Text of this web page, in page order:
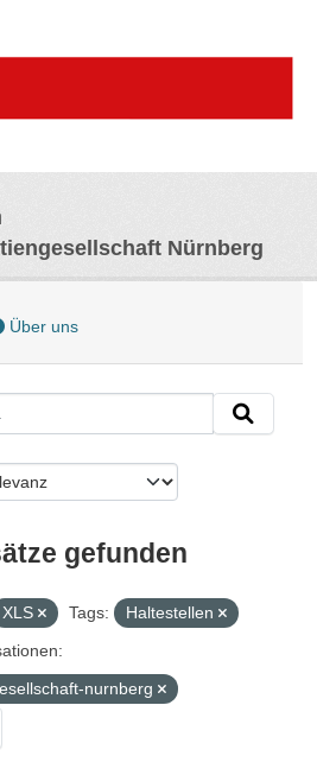
Nürnberg
Über uns
gefunden
XLS Tags:
Haltestellen
nurnberg